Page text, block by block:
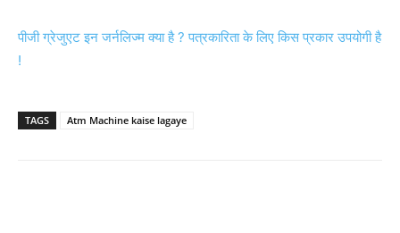
पीजी ग्रेजुएट इन जर्नलिज्म क्या है ? पत्रकारिता के लिए किस प्रकार उपयोगी है
!
TAGS Atm Machine kaise lagaye